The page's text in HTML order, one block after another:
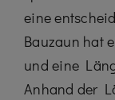
eine
Bauzaun hat
und eine
Anhand der